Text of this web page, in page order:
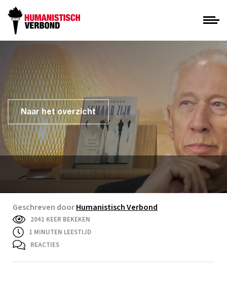
Naar het overzicht
Geschreven doorHumanistisch Verbond
2041 KEER BEKEKEN
1 MINUTEN LEESTIJD
REACTIES